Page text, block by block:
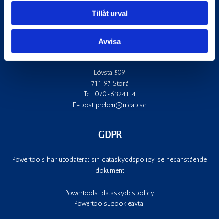
Tillåt urval
Avvisa
powertools@powertools.se
Ingelshyttan (Obs endast säljkontor)
Lövsta 509
711 97 Storå
Tel: 070-6324154
E-post:preben@nieab.se
GDPR
Powertools har uppdaterat sin dataskyddspolicy, se nedanstående
dokument
Powertools_dataskyddspolicy
Powertools_cookieavtal